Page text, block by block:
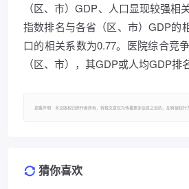
（区、市）GDP、人口显现较强相
指数排名与各省（区、市）GDP的
口的相关系数为0.77。医院综合竞
（区、市），其GDP或人均GDP排
郑重声明：本文版权归原作者所有，转载文章仅为传播更多信息之目的，如有侵权行
猜你喜欢